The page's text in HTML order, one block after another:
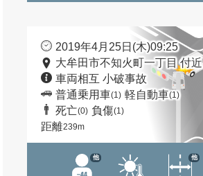
2019年4月25日(木)09:25
大牟田市不知火町一丁目 付近
車両相互 小破事故
普通乗用車(1) 軽自動車(1)
死亡(0) 負傷(1)
距離239m
他 他